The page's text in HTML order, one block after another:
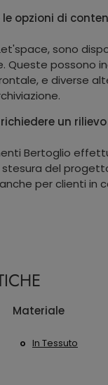
le opzioni di
sono
Queste possono
e diverse
richiedere un
Bertoglio
del
per clienti in
Materiale
In Tessuto